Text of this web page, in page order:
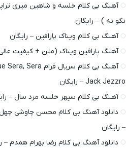
آهنگ بی کلام خلسه و شاهین میری
نگو نه ) – رایگان
آهنگ بی کلام ویناک پارافین – رایگان
آهنگ پارافین ویناک (متن + کیفیت
Jack Jezzro – رایگان
آهنگ بی کلام سپهر خلسه مرد سال –
دانلود آهنگ بی کلام محسن چاوشی چهل
– رایگان
دانلود آهنگ بی کلام رضا بهرام همدم –